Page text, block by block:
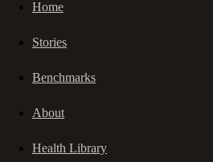
Home
Stories
Benchmarks
About
Health Library